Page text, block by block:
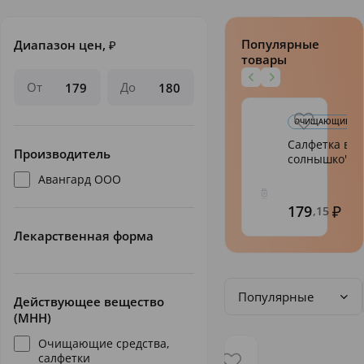
Диапазон цен, ₽
От До
Производитель
Авангард ООО
Лекарственная форма
Действующее вещество
(МНН)
Очищающие средства,
салфетки
Популярные
товары
ОЧИЩАЮЩИЕ
Салфетка
солнышко"
179,15
Популярные